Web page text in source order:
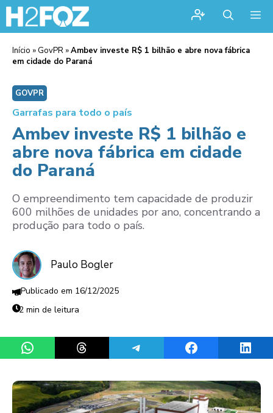
Início » GovPR »Ambev investe R$ 1 bilhão e abre nova fábrica
em cidade do Paraná
GOVPR
Garrafas para todo o país
Ambev investe R$ 1 bilhão e
abre nova fábrica em cidade
do Paraná
O empreendimento tem capacidade de produzir
600 milhões de unidades por ano, concentrando a
produção para todo o país.
Paulo Bogler
16/12/2025
2 min de leitura
Share on WhatsAppShare on ThreadsShare on TelegramShare on Facebook